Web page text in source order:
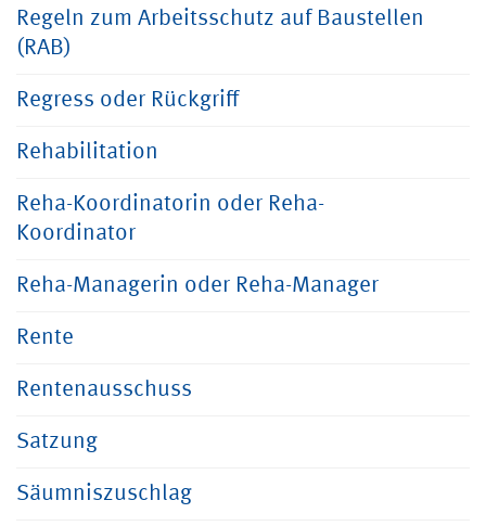
Regeln zum Arbeitsschutz auf Baustellen
(RAB)
Regress oder Rückgriff
Rehabilitation
Reha-Koordinatorin oder Reha-
Koordinator
Reha-Managerin oder Reha-Manager
Rente
Rentenausschuss
Satzung
Säumniszuschlag